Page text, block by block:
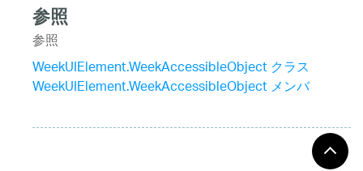
参照
参照
WeekUIElement.WeekAccessibleObject クラス
WeekUIElement.WeekAccessibleObject メンバ